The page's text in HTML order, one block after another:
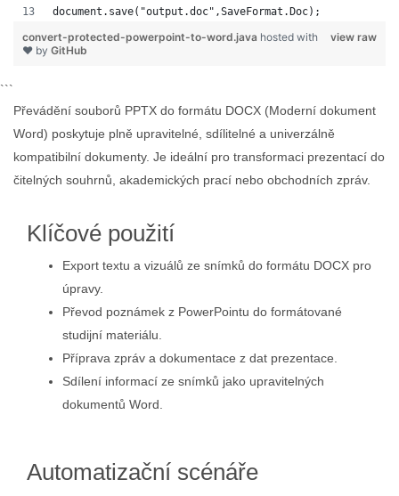
document.save("output.doc",SaveFormat.Doc);
view raw
convert-protected-powerpoint-to-word.java hosted with
❤ by GitHub
```
Převádění souborů PPTX do formátu DOCX (Moderní dokument
Word) poskytuje plně upravitelné, sdílitelné a univerzálně
kompatibilní dokumenty. Je ideální pro transformaci prezentací do
čitelných souhrnů, akademických prací nebo obchodních zpráv.
Klíčové použití
Export textu a vizuálů ze snímků do formátu DOCX pro
úpravy.
Převod poznámek z PowerPointu do formátované
studijní materiálu.
Příprava zpráv a dokumentace z dat prezentace.
Sdílení informací ze snímků jako upravitelných
dokumentů Word.
Automatizační scénáře